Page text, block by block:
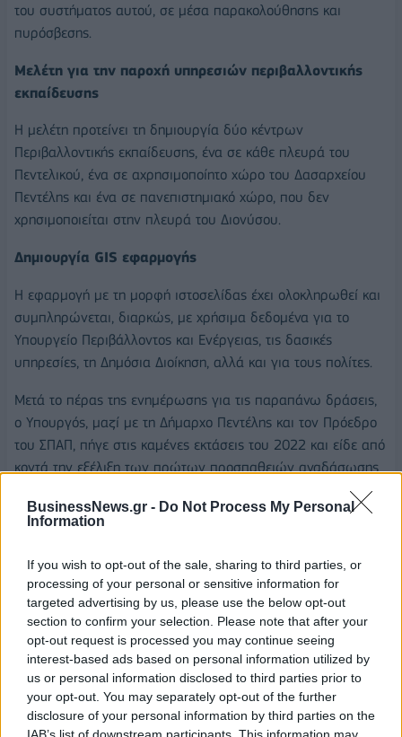
BusinessNews.gr - Do Not Process My Personal
Information
If you wish to opt-out of the sale, sharing to third parties, or
processing of your personal or sensitive information for
targeted advertising by us, please use the below opt-out
section to confirm your selection. Please note that after your
opt-out request is processed you may continue seeing
interest-based ads based on personal information utilized by
us or personal information disclosed to third parties prior to
your opt-out. You may separately opt-out of the further
disclosure of your personal information by third parties on the
IAB’s list of downstream participants. This information may
του συστήματος αυτού, σε μέσα παρακολούθησης και
πυρόσβεσης.
Μελέτη για την παροχή υπηρεσιών περιβαλλοντικής
εκπαίδευσης
Η μελέτη προτείνει τη δημιουργία δύο κέντρων
Περιβαλλοντικής εκπαίδευσης, ένα σε κάθε πλευρά του
Πεντελικού, ένα σε αχρησιμοποίητο χώρο του Δασαρχείου
Πεντέλης και ένα σε πανεπιστημιακό χώρο, που δεν
χρησιμοποιείται στην πλευρά του Διονύσου.
Δημιουργία GIS εφαρμογής
Η εφαρμογή με τη μορφή ιστοσελίδας έχει ολοκληρωθεί και
συμπληρώνεται, διαρκώς, με χρήσιμα δεδομένα για το
Υπουργείο Περιβάλλοντος και Ενέργειας, τις δασικές
υπηρεσίες, τη Δημόσια Διοίκηση, αλλά και για τους πολίτες.
Μετά το πέρας της ενημέρωσης για τις παραπάνω δράσεις,
ο Υπουργός, μαζί με τη Δήμαρχο Πεντέλης και τον Πρόεδρο
του ΣΠΑΠ, πήγε στις καμένες εκτάσεις του 2022 και είδε από
κοντά την εξέλιξη των πρώτων προσπαθειών αναδάσωσης
ΚΛΙΜΑΤΙΚΗ ΑΛΛΑΓΗ ΠΕΝΤΕΛΗ